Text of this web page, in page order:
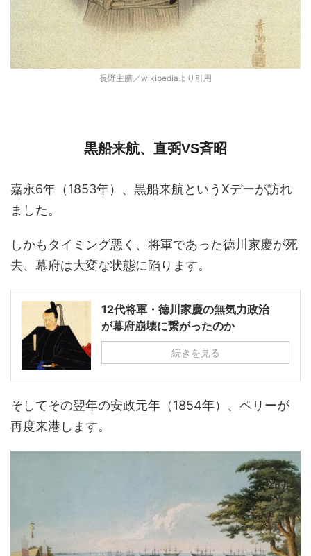
長野主膳／wikipediaより引用
黒船来航、直弼VS斉昭
嘉永6年（1853年）、黒船来航というXデーが訪れ
ました。
しかもタイミング悪く、将軍であった徳川家慶が死
去、幕府は大変な状態に陥ります。
12代将軍・徳川家慶の無気力政治
が幕府崩壊に繋がったのか
続きを見る
そしてその翌年の安政元年（1854年）、ペリーが
再度来港します。